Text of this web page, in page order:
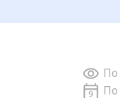
По
По